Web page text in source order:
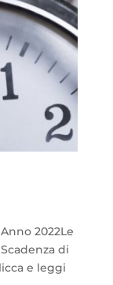
2022Le
di
e leggi